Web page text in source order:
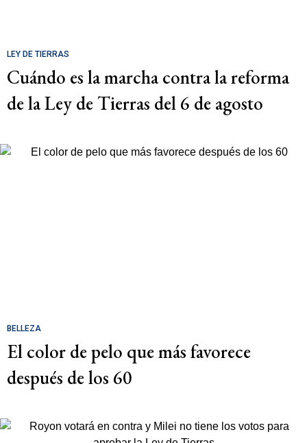
LEY DE TIERRAS
Cuándo es la marcha contra la reforma
de la Ley de Tierras del 6 de agosto
BELLEZA
El color de pelo que más favorece
después de los 60